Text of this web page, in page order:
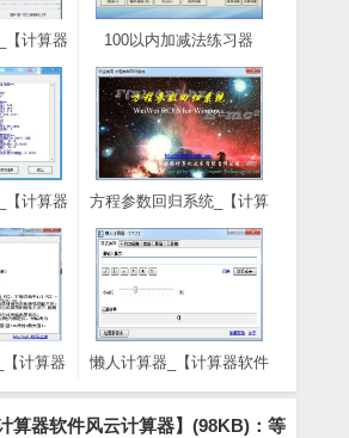
【计算器
100以内加减法练习器
减法练习器,小学生计算】
(4.8M)
【计算器
方程参数回归系统_【计算
数学计算器,解方程】
(1.8M)
计算器
懒人计算器_【计算器软件
算器软件风云计算器】(98KB)：等